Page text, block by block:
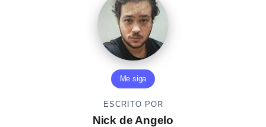
Me siga
ESCRITO POR
Nick de Angelo